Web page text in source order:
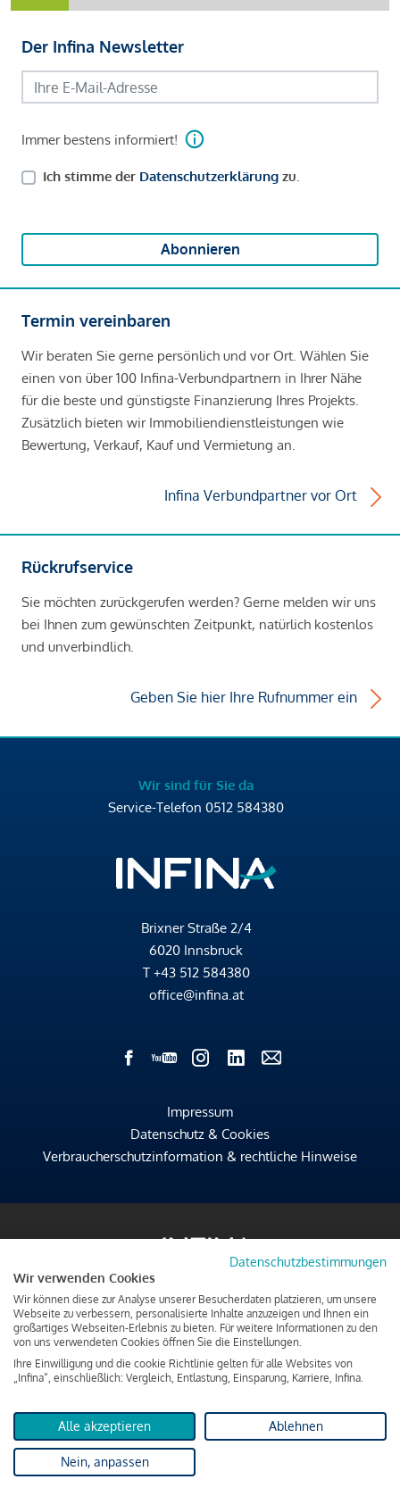
Der Infina Newsletter
Immer bestens informiert!
Ich stimme der Datenschutzerklärung zu.
Abonnieren
Termin vereinbaren
Wir beraten Sie gerne persönlich und vor Ort. Wählen Sie
einen von über 100 Infina-Verbundpartnern in Ihrer Nähe
für die beste und günstigste Finanzierung Ihres Projekts.
Zusätzlich bieten wir Immobiliendienstleistungen wie
Bewertung, Verkauf, Kauf und Vermietung an.
Infina Verbundpartner vor Ort
Rückrufservice
Sie möchten zurückgerufen werden? Gerne melden wir uns
bei Ihnen zum gewünschten Zeitpunkt, natürlich kostenlos
und unverbindlich.
Geben Sie hier Ihre Rufnummer ein
Wir sind für Sie da
Service-Telefon 0512 584380
Brixner Straße 2/4
6020 Innsbruck
T +43 512 584380
office@infina.at
Impressum
Datenschutz & Cookies
Verbraucherschutzinformation & rechtliche Hinweise
Datenschutzbestimmungen
Wir verwenden Cookies
Wir können diese zur Analyse unserer Besucherdaten platzieren, um unsere
Webseite zu verbessern, personalisierte Inhalte anzuzeigen und Ihnen ein
großartiges Webseiten-Erlebnis zu bieten. Für weitere Informationen zu den
von uns verwendeten Cookies öffnen Sie die Einstellungen.
Ihre Einwilligung und die cookie Richtlinie gelten für alle Websites von
„Infina“, einschließlich: Vergleich, Entlastung, Einsparung, Karriere, Infina.
Alle akzeptieren Ablehnen
Nein, anpassen